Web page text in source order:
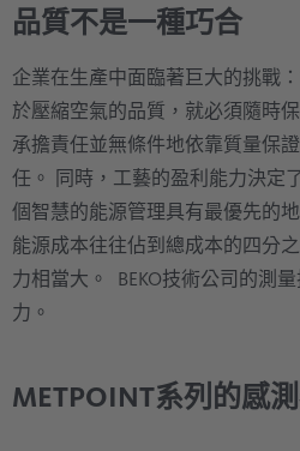
品質不是一種巧合
企業在生產中面臨著巨大的挑戰
於壓縮空氣的品質，就必須隨時
承擔責任並無條件地依靠質量保
任。 同時，工藝的盈利能力決定
個智慧的能源管理具有最優先的
能源成本往往佔到總成本的四分
力相當大。 BEKO技術公司的測
力。
METPOINT系列的感